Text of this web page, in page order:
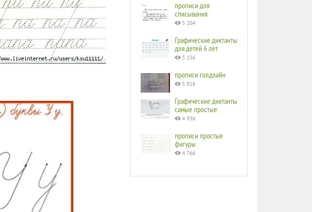
прописи для
списывания
5 204
Графические диктанты
для детей 6 лет
5 136
прописи голдлайн
5 018
Графические диктанты
самые простые
4 936
прописи простые
фигуры
4 766